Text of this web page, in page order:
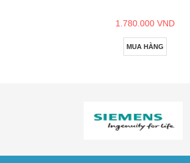
1.780.000 VND
MUA HÀNG